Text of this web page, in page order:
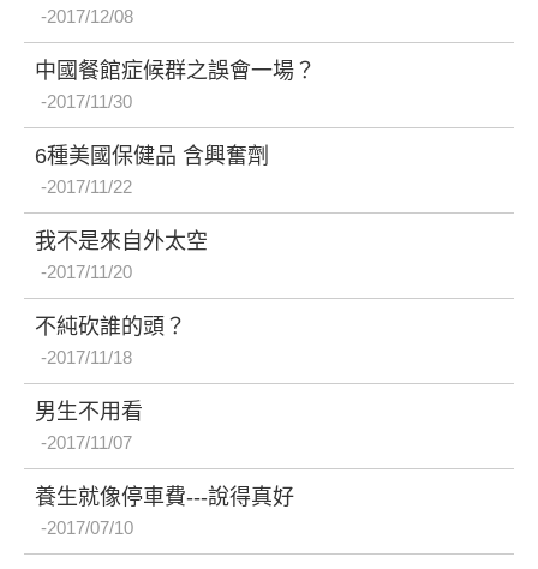
2017/12/08
中國餐館症候群之誤會一場？
2017/11/30
6種美國保健品 含興奮劑
2017/11/22
我不是來自外太空
2017/11/20
不純砍誰的頭？
2017/11/18
男生不用看
2017/11/07
養生就像停車費---說得真好
2017/07/10